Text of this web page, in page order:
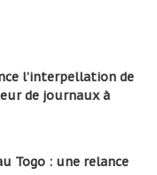
l’interpellation de
de journaux à
Togo : une relance